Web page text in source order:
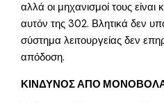
αλλά οι μηχανισμοί τους
αυτόν της 302. Βλητικά δεν
σύστημα λειτουργείας δεν
απόδοση.
ΚΙΝΔΥΝΟΣ ΑΠΟ